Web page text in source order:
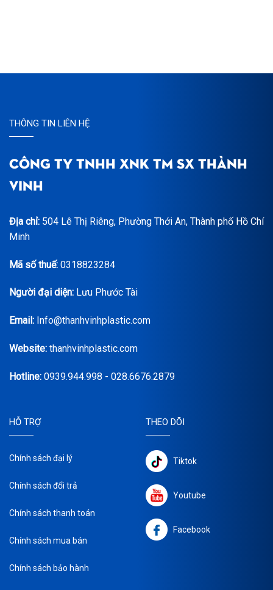
THÔNG TIN LIÊN HỆ
CÔNG TY TNHH XNK TM SX THÀNH
VINH
Địa chỉ: 504 Lê Thị Riêng, Phường Thới An, Thành phố Hồ Chí
Minh
Mã số thuế: 0318823284
Người đại diện: Lưu Phước Tài
Email: Info@thanhvinhplastic.com
Website: thanhvinhplastic.com
Hotline: 0939.944.998 - 028.6676.2879
HỖ TRỢ
Chính sách đại lý
Chính sách đổi trả
Chính sách thanh toán
Chính sách mua bán
Chính sách bảo hành
THEO DÕI
Tiktok
Youtube
Facebook